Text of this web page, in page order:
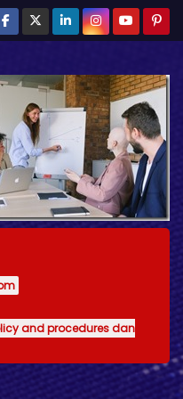
and procedures dan